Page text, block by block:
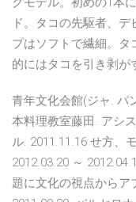
ド。タコの先駆者、
プはソフトで繊細。タ
的にはタコを引き剥
青年文化会館(ジャ. パ
本料理教室藤田. アシ
ル. 2011.11.16 せ方、
2012.03.20 ～
題に文化の視点からア